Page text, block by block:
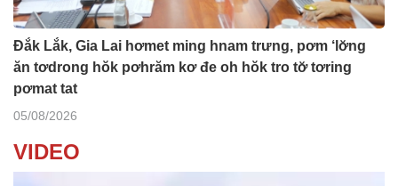
Đắk Lắk, Gia Lai hơmet ming hnam trưng, pơm ‘lơ̆ng
ăn tơdrong hŏk pơhrăm kơ đe oh hŏk tro tơ̆ tơring
pơmat tat
05/08/2026
VIDEO